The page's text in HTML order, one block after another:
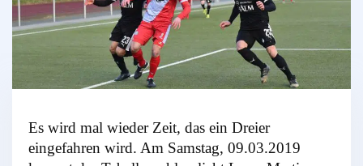
Es wird mal wieder Zeit, das ein Dreier
eingefahren wird. Am Samstag, 09.03.2019